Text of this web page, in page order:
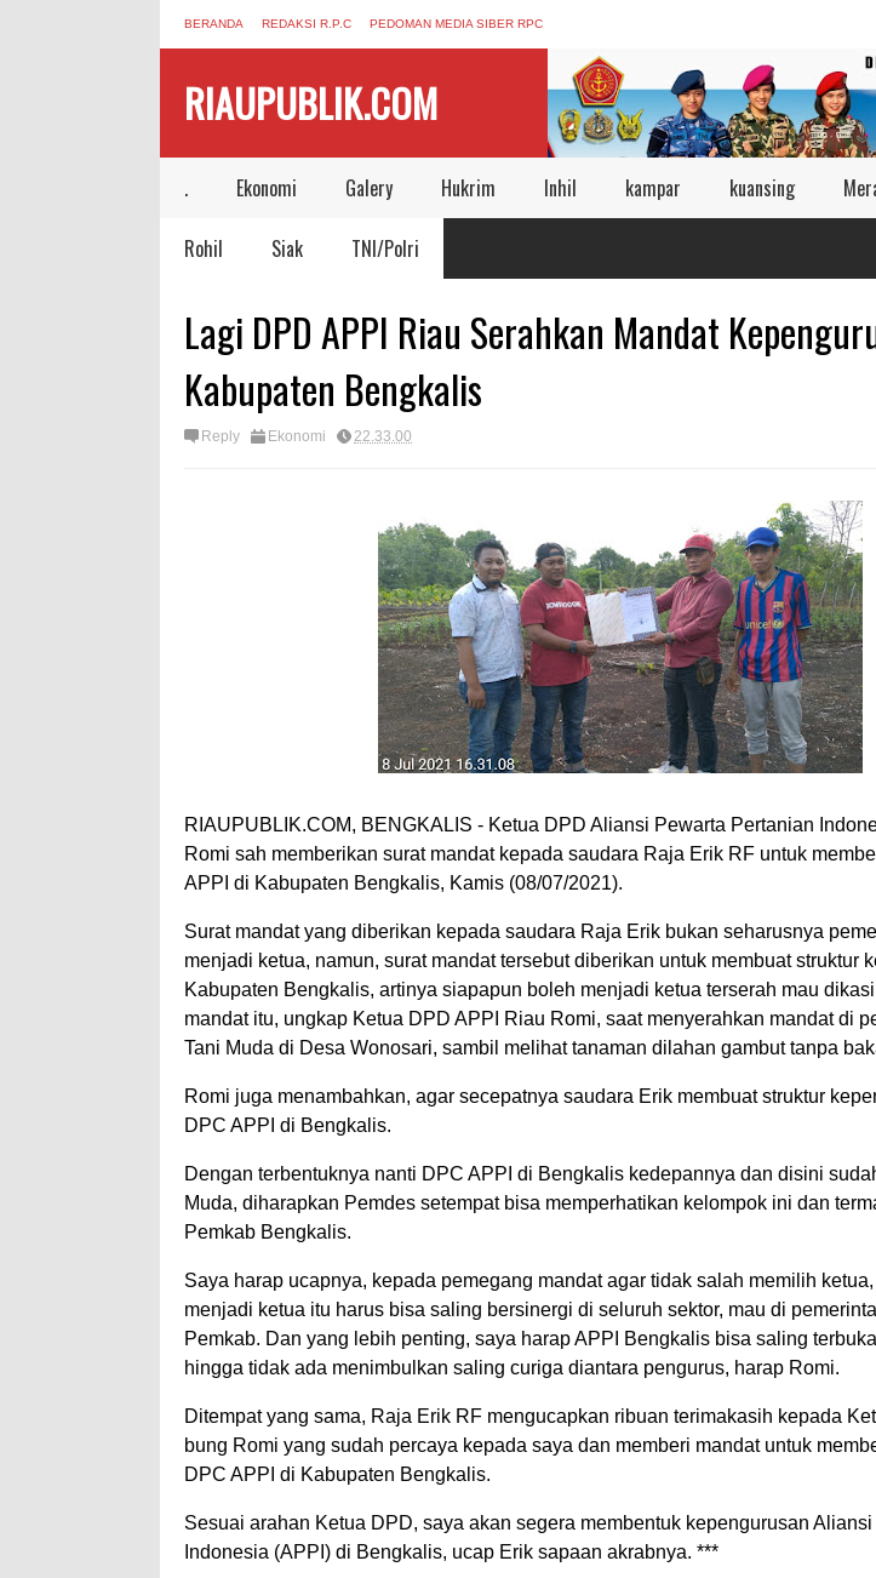
BERANDA REDAKSI R.P.C PEDOMAN MEDIA SIBER RPC
RIAUPUBLIK.COM
. Ekonomi Galery Hukrim Inhil kampar kuansing
Rohil Siak TNI/Polri
Lagi DPD APPI Riau Serahkan Mandat
Kabupaten Bengkalis
Reply Ekonomi 22.33.00
RIAUPUBLIK.COM, BENGKALIS - Ketua DPD Aliansi Pewarta Pertanian
Romi sah memberikan surat mandat kepada saudara Raja Erik RF untuk
APPI di Kabupaten Bengkalis, Kamis (08/07/2021).
Surat mandat yang diberikan kepada saudara Raja Erik bukan seharusnya
menjadi ketua, namun, surat mandat tersebut diberikan untuk membuat struktur
Kabupaten Bengkalis, artinya siapapun boleh menjadi ketua terserah mau
mandat itu, ungkap Ketua DPD APPI Riau Romi, saat menyerahkan mandat di
Tani Muda di Desa Wonosari, sambil melihat tanaman dilahan gambut tanpa
Romi juga menambahkan, agar secepatnya saudara Erik membuat struktur
DPC APPI di Bengkalis.
Dengan terbentuknya nanti DPC APPI di Bengkalis kedepannya dan disini
Muda, diharapkan Pemdes setempat bisa memperhatikan kelompok ini dan
Pemkab Bengkalis.
Saya harap ucapnya, kepada pemegang mandat agar tidak salah memilih
menjadi ketua itu harus bisa saling bersinergi di seluruh sektor, mau di
Pemkab. Dan yang lebih penting, saya harap APPI Bengkalis bisa saling
hingga tidak ada menimbulkan saling curiga diantara pengurus, harap Romi.
Ditempat yang sama, Raja Erik RF mengucapkan ribuan terimakasih kepada
bung Romi yang sudah percaya kepada saya dan memberi mandat untuk
DPC APPI di Kabupaten Bengkalis.
Sesuai arahan Ketua DPD, saya akan segera membentuk kepengurusan
Indonesia (APPI) di Bengkalis, ucap Erik sapaan akrabnya. ***